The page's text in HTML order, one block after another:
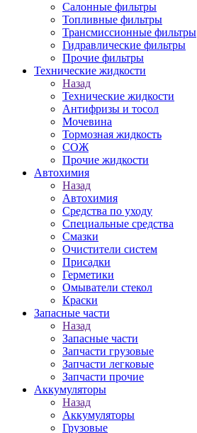
Салонные фильтры
Топливные фильтры
Трансмиссионные фильтры
Гидравлические фильтры
Прочие фильтры
Технические жидкости
Назад
Технические жидкости
Антифризы и тосол
Мочевина
Тормозная жидкость
СОЖ
Прочие жидкости
Автохимия
Назад
Автохимия
Средства по уходу
Специальные средства
Смазки
Очистители систем
Присадки
Герметики
Омыватели стекол
Краски
Запасные части
Назад
Запасные части
Запчасти грузовые
Запчасти легковые
Запчасти прочие
Аккумуляторы
Назад
Аккумуляторы
Грузовые